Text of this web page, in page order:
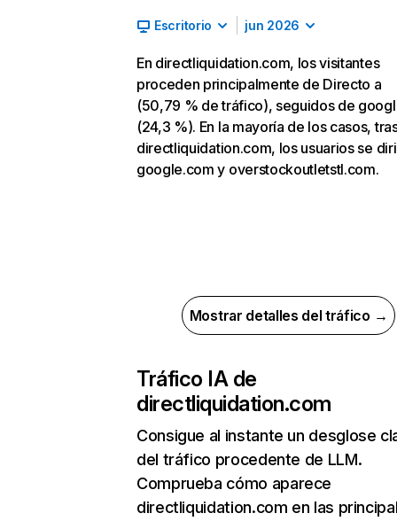
Escritorio jun 2026
En directliquidation.com, los visitantes
proceden principalmente de Directo a
(50,79 % de tráfico), seguidos de
(24,3 %). En la mayoría de los casos,
directliquidation.com, los usuarios se
google.com y overstockoutletstl.com.
Mostrar detalles del tráfico →
Tráfico IA de
directliquidation.com
Consigue al instante un desglose
del tráfico procedente de LLM.
Comprueba cómo aparece
directliquidation.com en las